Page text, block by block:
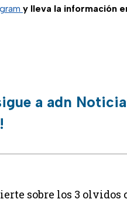
y lleva la información
a adn
sobre los 3